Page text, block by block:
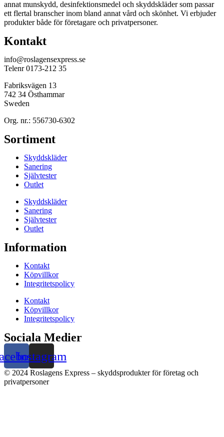
annat munskydd, desinfektionsmedel och skyddskläder som passar
ett flertal branscher inom bland annat vård och skönhet. Vi erbjuder
produkter både för företagare och privatpersoner.
Kontakt
info@roslagensexpress.se
Telenr 0173-212 35
Fabriksvägen 13
742 34 Östhammar
Sweden
Org. nr.: 556730-6302
Sortiment
Skyddskläder
Sanering
Självtester
Outlet
Skyddskläder
Sanering
Självtester
Outlet
Information
Kontakt
Köpvillkor
Integritetspolicy
Kontakt
Köpvillkor
Integritetspolicy
Sociala Medier
Instagram
© 2024 Roslagens Express – skyddsprodukter för företag och
privatpersoner